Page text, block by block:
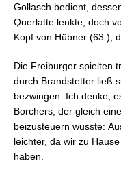
Gollasch bedient,
Querlatte lenkte, doch
Kopf von Hübner (63.),
Die Freiburger spielten
durch Brandstetter ließ
bezwingen. Ich denke,
Borchers, der gleich
beizusteuern wusste:
leichter, da wir zu
haben.